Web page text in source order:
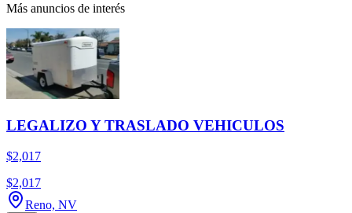
Más anuncios de interés
LEGALIZO Y TRASLADO VEHICULOS
$2,017
$2,017
Reno, NV